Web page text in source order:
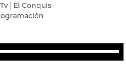
El Conquis